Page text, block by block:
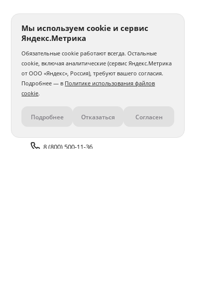
Контакты
8 (800) 500-11-36
Мы используем cookie и сервис
Яндекс.Метрика
Обязательные cookie работают всегда. Остальные
cookie, включая аналитические (сервис Яндекс.Метрика
от ООО «Яндекс», Россия), требуют вашего согласия.
Подробнее — в Политике использования файлов
cookie.
Подробнее Отказаться Согласен